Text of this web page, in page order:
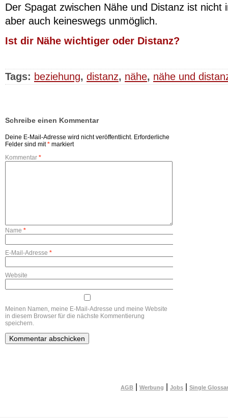
Der Spagat zwischen Nähe und Distanz ist nicht
aber auch keineswegs unmöglich.
Ist dir Nähe wichtiger oder Distanz?
Tags: beziehung, distanz, nähe, nähe und
Schreibe einen Kommentar
Deine E-Mail-Adresse wird nicht veröffentlicht. Erforderliche
Felder sind mit* markiert
Kommentar *
Name *
E-Mail-Adresse *
Website
Meinen Namen, meine E-Mail-Adresse und meine Website
in diesem Browser für die nächste Kommentierung
speichern.
AGB Werbung Jobs Single Glossar